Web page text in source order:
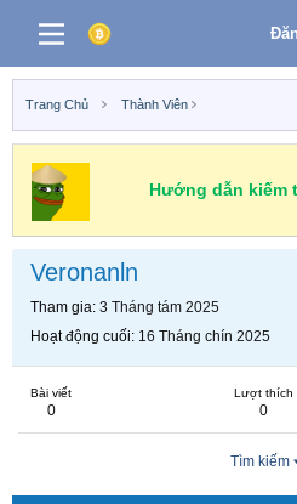
Trang Chủ Thành Viên
Hướng dẫn kiếm
Veronanln
Tham gia 3 Tháng tám 2025
Hoạt động cuối 16 Tháng chín 2025
Bài viết
0
Lượt thích
0
Tìm kiếm